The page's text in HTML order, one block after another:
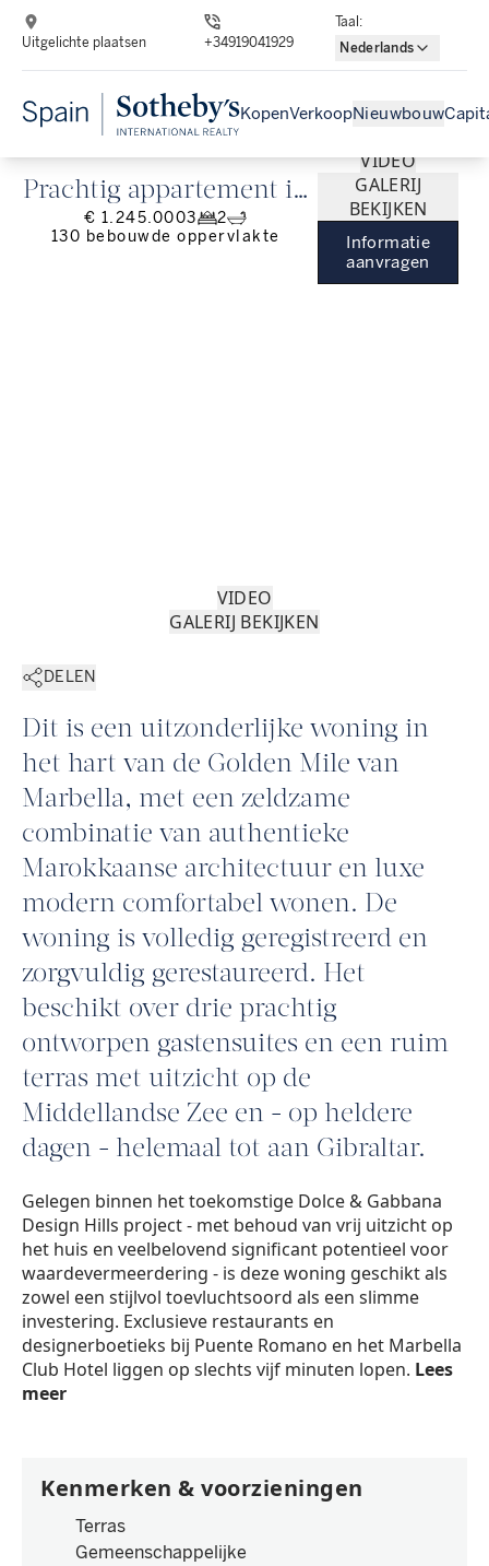
Uitgelichte plaatsen +34919041929
Taal :
Nederlands
KopenVerkoopNieuwbouw
Prachtig appartement in
Terrazas de Las Lomas
€ 1.245.0003
2
130 bebouwde oppervlakte
VIDEO
GALERIJ
BEKIJKEN
Informatie
aanvragen
VIDEO
GALERIJ BEKIJKEN
DELEN
Dit is een uitzonderlijke woning in
het hart van de Golden Mile van
Marbella, met een zeldzame
combinatie van authentieke
Marokkaanse architectuur en luxe
modern comfortabel wonen. De
woning is volledig geregistreerd en
zorgvuldig gerestaureerd. Het
beschikt over drie prachtig
ontworpen gastensuites en een ruim
terras met uitzicht op de
Middellandse Zee en - op heldere
dagen - helemaal tot aan Gibraltar.
Gelegen binnen het toekomstige Dolce & Gabbana
Design Hills project - met behoud van vrij uitzicht op
het huis en veelbelovend significant potentieel voor
waardevermeerdering - is deze woning geschikt als
zowel een stijlvol toevluchtsoord als een slimme
investering. Exclusieve restaurants en
designerboetieks bij Puente Romano en het Marbella
Club Hotel liggen op slechts vijf minuten lopen. Lees
meer
Kenmerken & voorzieningen
Terras
Gemeenschappelijke